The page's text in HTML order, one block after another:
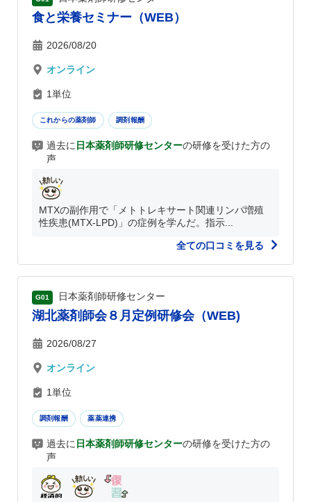
食と栄養セミナー（WEB）
2026/08/20
オンライン
1単位
これからの薬剤師 調剤報酬
過去に 日本薬剤師研修センターの研修を受けた方の
声
MTXの副作用で「メトトレキサート関連リンパ増殖
性疾患(MTX-LPD)」の症例を学んだ。指示...
全ての口コミを見る
G01 日本薬剤師研修センター
湖北薬剤師会８月定例研修会（WEB)
2026/08/27
オンライン
1単位
調剤報酬 薬薬連携
過去に 日本薬剤師研修センターの研修を受けた方の
声